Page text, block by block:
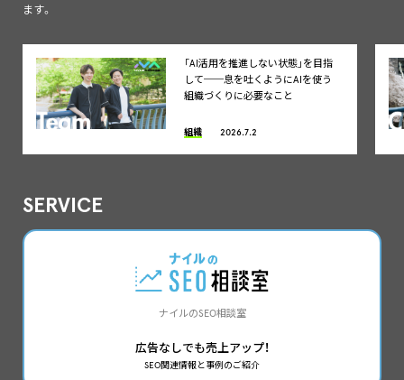
ます。
「AI活用を推進しない状態」を目指
して──息を吐くようにAIを使う
組織づくりに必要なこと
組織 2026.7.2
SERVICE
ナイルのSEO相談室
広告なしでも売上アップ！
SEO関連情報と事例のご紹介